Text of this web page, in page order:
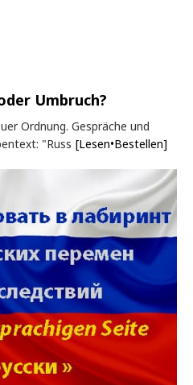
Umbruch?
Ordnung. Gespräche und
"Russ [Lesen•Bestellen]